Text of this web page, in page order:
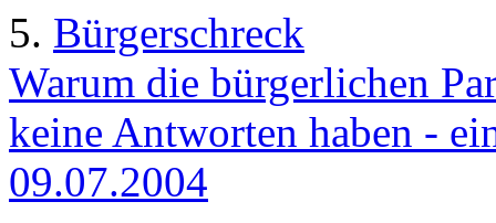
5. Bürgerschreck
Warum die bürgerlichen
keine Antworten haben -
09.07.2004